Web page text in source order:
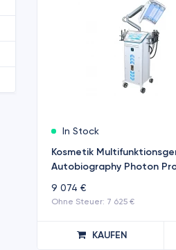
In Stock
Kosmetik
Autobiography Photon
9 074 €
Ohne Steuer: 7 625 €
KAUFEN